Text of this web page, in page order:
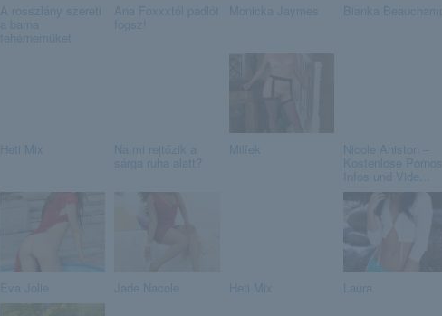
A rosszlány szereti
a barna
fehérneműket
Ana Foxxxtól padlót
fogsz!
Monicka Jaymes Bianka Beauchamp
Heti Mix Na mi rejtőzik a
sárga ruha alatt?
Milfek Nicole Aniston –
Kostenlose Pornos,
Infos und Vide...
Eva Jolie Jade Nacole Heti Mix Laura